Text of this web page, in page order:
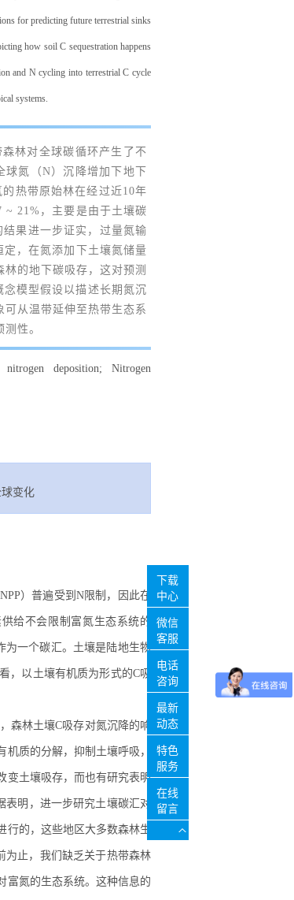
for predicting future terrestrial sinks
how soil C sequestration happens
and N cycling into terrestrial C cycle
systems.
林对全球碳循环产生了不
氮（N）沉降增加下地下
热带原始林在经过近10年
~ 21%，主要是由于土壤碳
果进一步证实，过量氮输
，在氮添加下土壤氮储量
的地下碳吸存，这对预测
模型假设以描述长期氮沉
从温带延伸至热带生态系
性。
deposition; Nitrogen
变化
）普遍受到N限制，因此在
给不会限制富氮生态系统的
为一个碳汇。土壤是陆地生物
，以土壤有机质为形式的C吸
森林土壤C吸存对氮沉降的响
质的分解，抑制土壤呼吸，
变土壤吸存，而也有研究表明
明，进一步研究土壤碳汇对
的，这些地区大多数森林生
为止，我们缺乏关于热带森林
富氮的生态系统。这种信息的
下载
中心
微信
客服
电话
咨询
最新
动态
特色
服务
在线
留言